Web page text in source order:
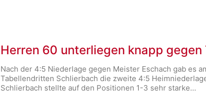
Herren 60 unterliegen knapp gegen
Nach der 4:5 Niederlage gegen Meister Eschach gab es
Tabellendritten Schlierbach die zweite 4:5
Schlierbach stellte auf den Positionen 1-3 sehr starke…